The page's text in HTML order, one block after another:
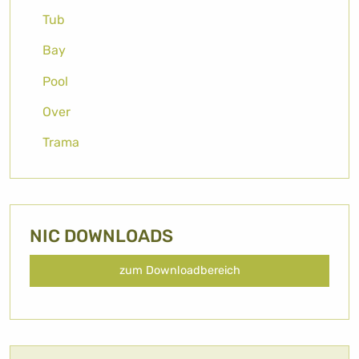
Tub
Bay
Pool
Over
Trama
NIC DOWNLOADS
zum Downloadbereich